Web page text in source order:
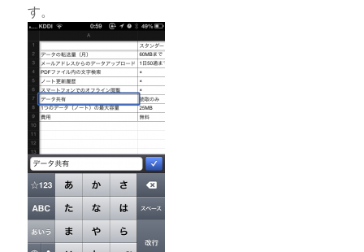
す。